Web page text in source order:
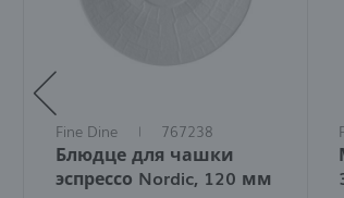
Fine Dine 767238
Блюдце для чашки
эспрессо Nordic, 120 мм